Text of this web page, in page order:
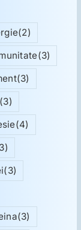
(2)
(3)
(3)
(3)
(4)
(3)
(3)